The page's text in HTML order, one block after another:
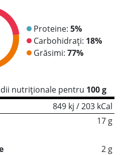
Proteine: 5%
Carbohidrați: 18%
Grăsimi: 77%
nutriționale pentru 100 g
849 kj / 203 kCal
17 g
2 g